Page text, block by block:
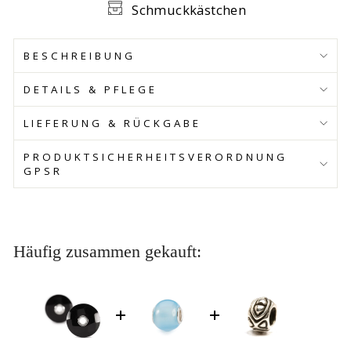
Schmuckkästchen
BESCHREIBUNG
DETAILS & PFLEGE
LIEFERUNG & RÜCKGABE
PRODUKTSICHERHEITSVERORDNUNG
GPSR
Häufig zusammen gekauft: